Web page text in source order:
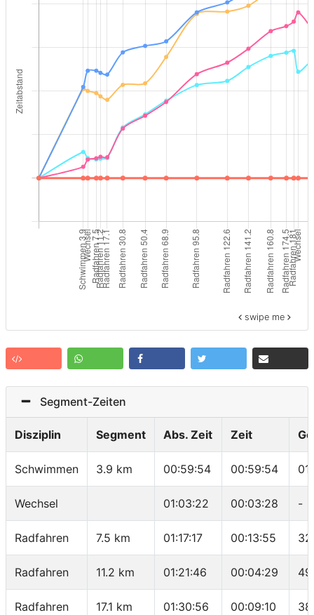
swipe me
Segment-Zeiten
Disziplin Segment Abs. Zeit Zeit
Schwimmen 3.9 km 00:59:54 00:59:54
Wechsel 01:03:22 00:03:28 -
Radfahren 7.5 km 01:17:17 00:13:55
Radfahren 11.2 km 01:21:46 00:04:29
Radfahren 17.1 km 01:30:56 00:09:10